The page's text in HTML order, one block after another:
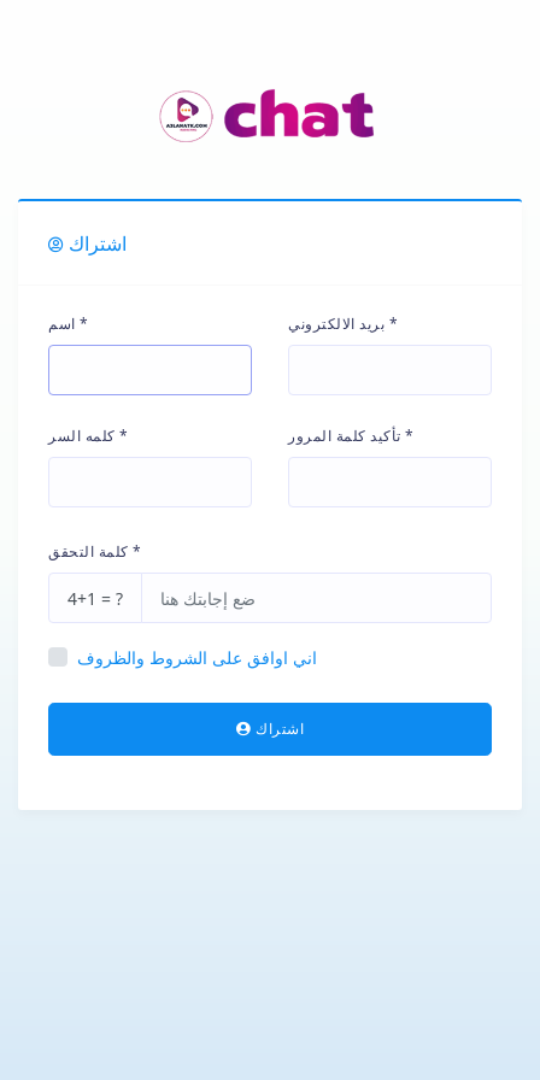
اشتراك
اسم * بريد الالكتروني *
كلمه السر * تأكيد كلمة المرور *
كلمة التحقق *
4+1 = ?
اني اوافق على الشروط والظروف
اشتراك